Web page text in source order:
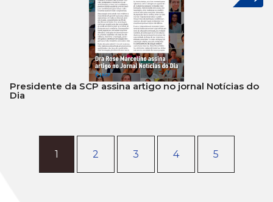
Presidente da SCP assina artigo no jornal Notícias do
Dia
1 2 3 4 5